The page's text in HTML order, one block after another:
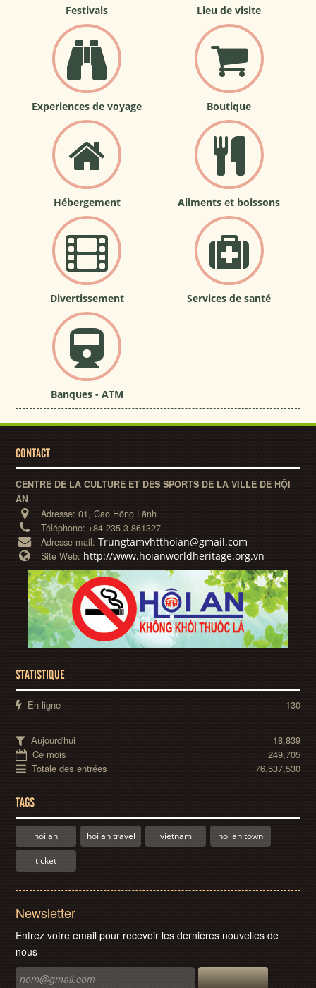
Festivals Lieu de visite
Experiences de voyage Boutique
Hébergement Aliments et boissons
Divertissement Services de santé
Banques - ATM
CONTACT
CENTRE DE LA CULTURE ET DES SPORTS DE LA VILLE DE HỘI
AN
Adresse:01, Cao Hồng Lãnh
Téléphone:+84-235-3-861327
Adresse mail:Trungtamvhtthoian@gmail.com
Site Web: http://www.hoianworldheritage.org.vn
STATISTIQUE
En ligne 130
Aujourd'hui
18,839
Ce mois
249,705
Totale des entrées
76,537,530
TAGS
hoi an hoi an travel vietnam hoi an town
ticket
Newsletter
Entrez votre email pour recevoir les dernières nouvelles de
nous